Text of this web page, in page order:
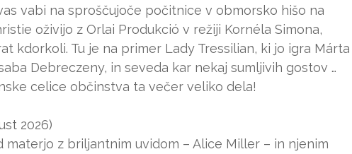
vabi na sproščujoče počitnice v obmorsko hišo na
oživijo z Orlai Produkció v režiji Kornéla Simona,
kdorkoli. Tu je na primer Lady Tressilian, ki jo igra Márta
Debreczeny, in seveda kar nekaj sumljivih gostov …
celice občinstva ta večer veliko dela!
2026)
z briljantnim uvidom – Alice Miller – in njenim